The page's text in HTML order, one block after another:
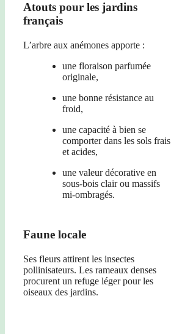
Atouts pour les jardins
français
L’arbre aux anémones apporte :
une floraison parfumée
originale,
une bonne résistance au
froid,
une capacité à bien se
comporter dans les sols frais
et acides,
une valeur décorative en
sous-bois clair ou massifs
mi-ombragés.
Faune locale
Ses fleurs attirent les insectes
pollinisateurs. Les rameaux denses
procurent un refuge léger pour les
oiseaux des jardins.